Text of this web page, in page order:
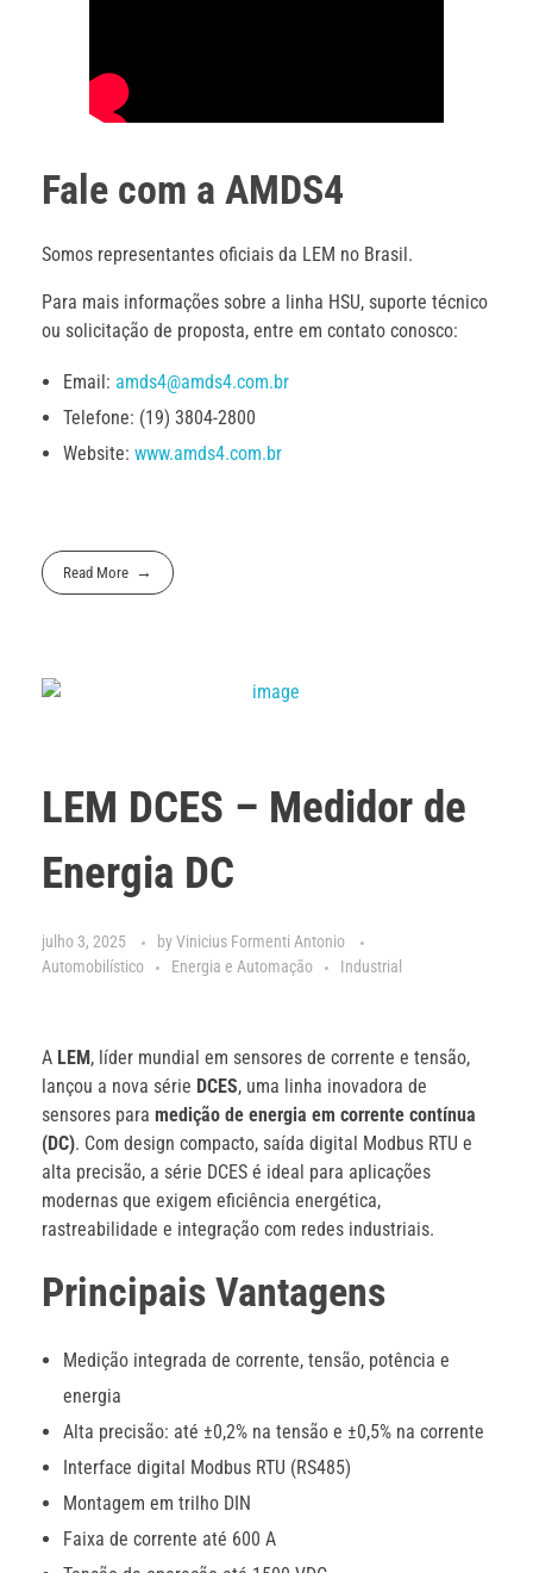
Fale com a AMDS4
Somos representantes oficiais da LEM no Brasil.
Para mais informações sobre a linha HSU, suporte técnico
ou solicitação de proposta, entre em contato conosco:
Email: amds4@amds4.com.br
Telefone: (19) 3804-2800
Website: www.amds4.com.br
Read More
LEM DCES – Medidor de
Energia DC
julho 3, 2025 byVinicius Formenti Antonio
Automobilístico
Energia e Automação Industrial
A LEM , líder mundial em sensores de corrente e tensão,
lançou a nova série DCES, uma linha inovadora de
sensores para medição de energia em corrente contínua
(DC). Com design compacto, saída digital Modbus RTU e
alta precisão, a série DCES é ideal para aplicações
modernas que exigem eficiência energética,
rastreabilidade e integração com redes industriais.
Principais Vantagens
Medição integrada de corrente, tensão, potência e
energia
Alta precisão: até ±0,2% na tensão e ±0,5% na corrente
Interface digital Modbus RTU (RS485)
Montagem em trilho DIN
Faixa de corrente até 600 A